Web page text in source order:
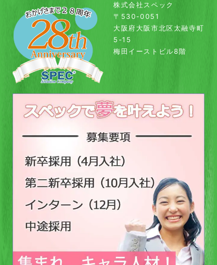
株式会社スペック
〒530-0051
大阪府大阪市北区太融寺町
5-15
梅田イーストビル8階